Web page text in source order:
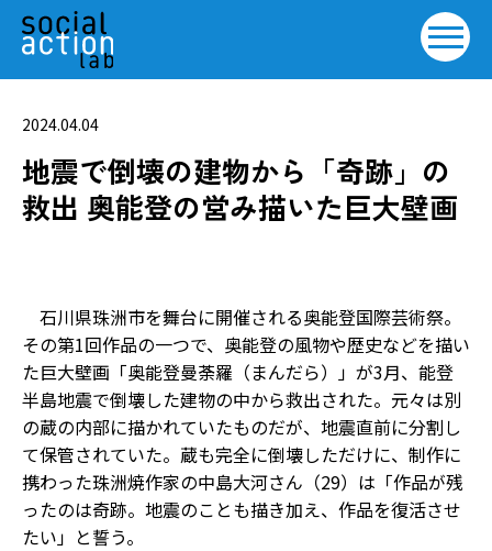
2024.04.04
地震で倒壊の建物から「奇跡」の
救出 奥能登の営み描いた巨大壁画
石川県珠洲市を舞台に開催される奥能登国際芸術祭。
その第1回作品の一つで、奥能登の風物や歴史などを描い
た巨大壁画「奥能登曼荼羅（まんだら）」が3月、能登
半島地震で倒壊した建物の中から救出された。元々は別
の蔵の内部に描かれていたものだが、地震直前に分割し
て保管されていた。蔵も完全に倒壊しただけに、制作に
携わった珠洲焼作家の中島大河さん（29）は「作品が残
ったのは奇跡。地震のことも描き加え、作品を復活させ
たい」と誓う。